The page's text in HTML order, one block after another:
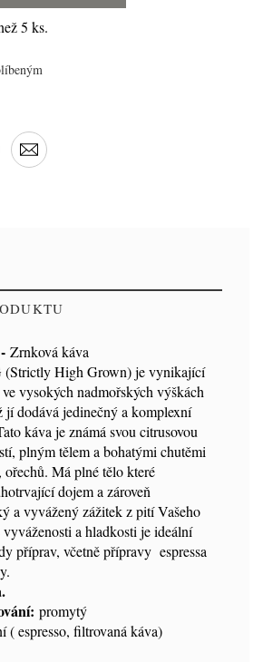
5 ks.
Zrnková káva
(Strictly High Grown) je vynikající
vysokých nadmořských výškách
jí dodává jedinečný a komplexní
káva je známá svou citrusovou
plným tělem a bohatými chutěmi
ořechů. Má plné tělo které
dojem a zároveň
a vyvážený zážitek z pití Vašeho
a hladkosti je ideální
příprav, včetně přípravy espressa
promytý
( espresso, filtrovaná káva)